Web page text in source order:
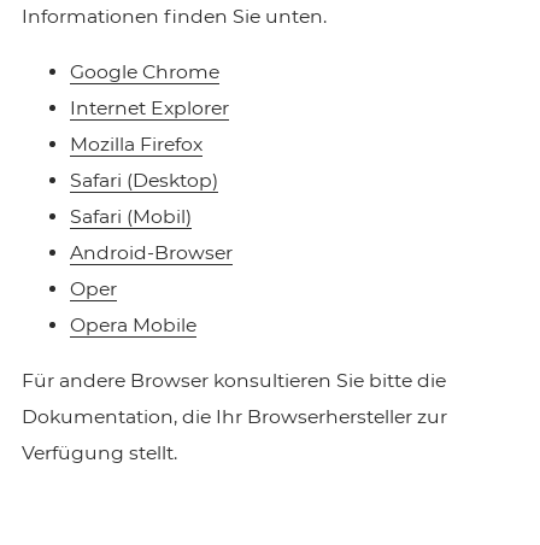
Informationen finden Sie unten.
Google Chrome
Internet Explorer
Mozilla Firefox
Safari (Desktop)
Safari (Mobil)
Android-Browser
Oper
Opera Mobile
Für andere Browser konsultieren Sie bitte die
Dokumentation, die Ihr Browserhersteller zur
Verfügung stellt.